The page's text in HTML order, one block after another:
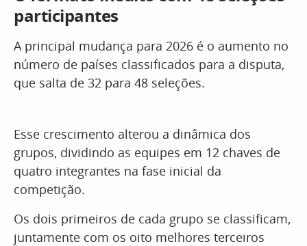
participantes
A principal mudança para 2026 é o aumento no
número de países classificados para a disputa,
que salta de 32 para 48 seleções.
Esse crescimento alterou a dinâmica dos
grupos, dividindo as equipes em 12 chaves de
quatro integrantes na fase inicial da
competição.
Os dois primeiros de cada grupo se classificam,
juntamente com os oito melhores terceiros